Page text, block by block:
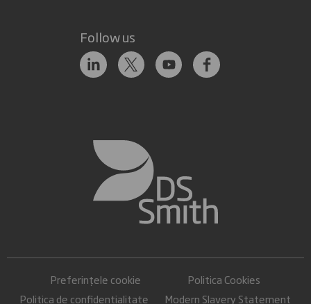
Follow us
Preferințele cookie
Politica Cookies
Politica de confidențialitate
Modern Slavery Statement